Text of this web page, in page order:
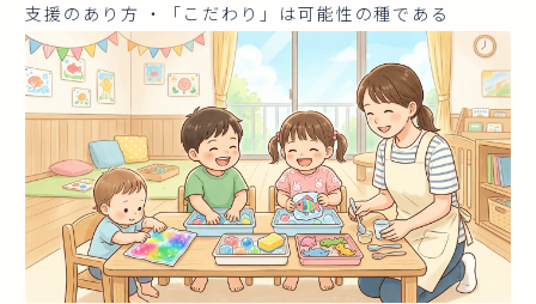
支援のあり方 ・「こだわり」は可能性の種である